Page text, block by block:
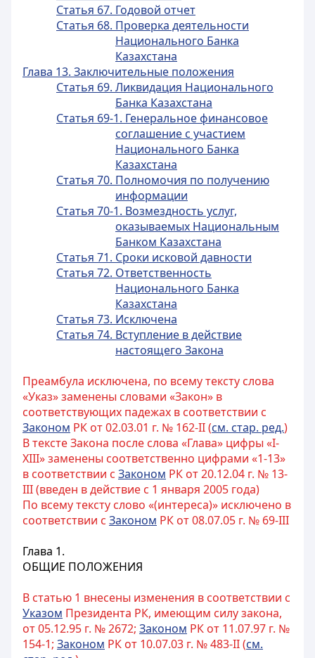
Статья 67. Годовой отчет
Статья 68. Проверка деятельности
Национального Банка
Казахстана
Глава 13. Заключительные положения
Статья 69. Ликвидация Национального
Банка Казахстана
Статья 69-1. Генеральное финансовое
соглашение с участием
Национального Банка
Казахстана
Статья 70. Полномочия по получению
информации
Статья 70-1. Возмездность услуг,
оказываемых Национальным
Банком Казахстана
Статья 71. Сроки исковой давности
Статья 72. Ответственность
Национального Банка
Казахстана
Статья 73. Исключена
Статья 74. Вступление в действие
настоящего Закона
Преамбула исключена, по всему тексту слова
«Указ» заменены словами «Закон» в
соответствующих падежах в соответствии с
Законом РК от 02.03.01 г. № 162-II (см. стар. ред.)
В тексте Закона после слова «Глава» цифры «I-
XIII» заменены соответственно цифрами «1-13»
в соответствии с Законом РК от 20.12.04 г. № 13-
III (введен в действие с 1 января 2005 года)
По всему тексту слово «(интереса)» исключено в
соответствии с Законом РК от 08.07.05 г. № 69-III
Глава 1.
ОБЩИЕ ПОЛОЖЕНИЯ
В статью 1 внесены изменения в соответствии с
Указом Президента РК, имеющим силу закона,
от 05.12.95 г. № 2672; Законом РК от 11.07.97 г. №
154-1; Законом РК от 10.07.03 г. № 483-II (см.